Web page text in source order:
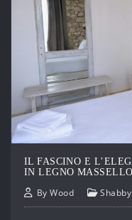
IL FASCINO E
IN LEGNO MASSELLO
ByWood